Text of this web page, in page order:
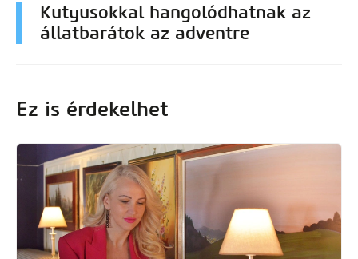
Kutyusokkal hangolódhatnak az
állatbarátok az adventre
Ez is érdekelhet